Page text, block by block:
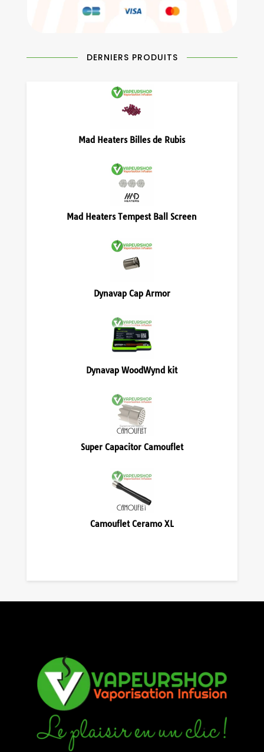
DERNIERS PRODUITS
Mad Heaters Billes de Rubis
Mad Heaters Tempest Ball Screen
Dynavap Cap Armor
Dynavap WoodWynd kit
Super Capacitor Camouflet
Camouflet Ceramo XL